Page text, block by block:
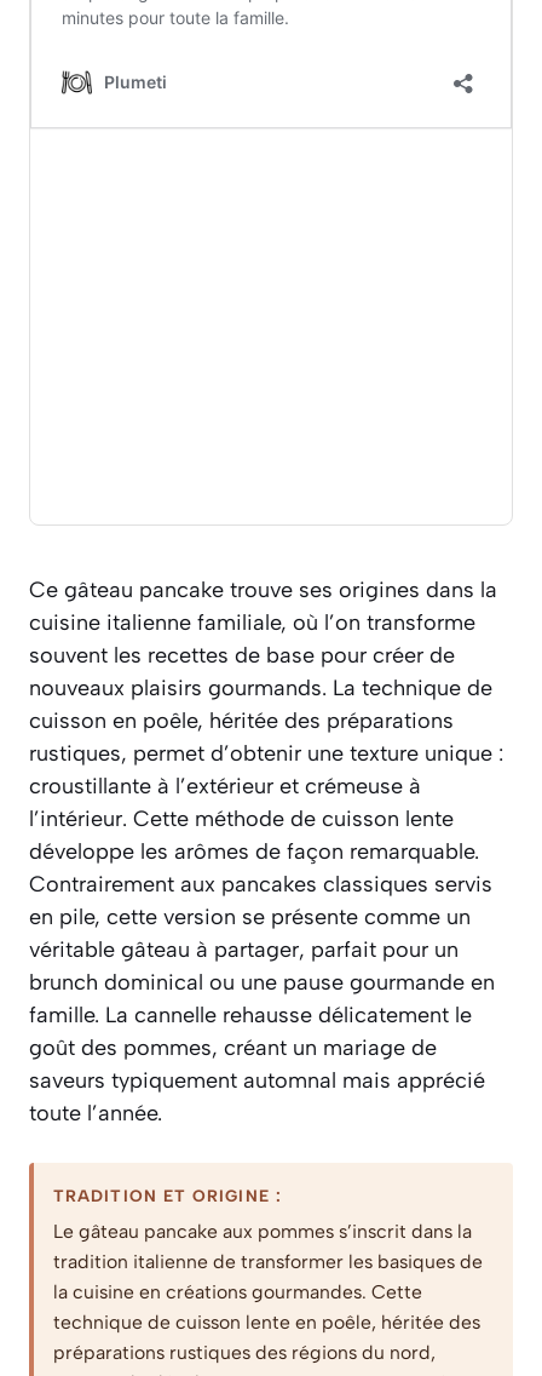
Ce gâteau pancake trouve ses origines dans la
cuisine italienne familiale, où l’on transforme
souvent les recettes de base pour créer de
nouveaux plaisirs gourmands. La technique de
cuisson en poêle, héritée des préparations
rustiques, permet d’obtenir une texture unique :
croustillante à l’extérieur et crémeuse à
l’intérieur. Cette méthode de cuisson lente
développe les arômes de façon remarquable.
Contrairement aux pancakes classiques servis
en pile, cette version se présente comme un
véritable gâteau à partager, parfait pour un
brunch dominical ou une pause gourmande en
famille. La cannelle rehausse délicatement le
goût des pommes, créant un mariage de
saveurs typiquement automnal mais apprécié
toute l’année.
TRADITION ET ORIGINE :
Le gâteau pancake aux pommes s’inscrit dans la
tradition italienne de transformer les basiques de
la cuisine en créations gourmandes. Cette
technique de cuisson lente en poêle, héritée des
préparations rustiques des régions du nord,